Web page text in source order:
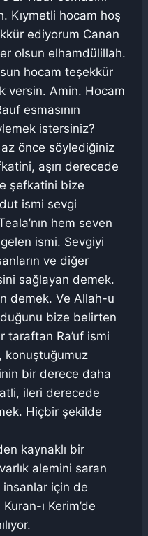
Kıymetli hocam hoş
ediyorum Canan
olsun elhamdülillah.
hocam teşekkür
versin. Amin. Hocam
esmasının
istersiniz?
az önce söylediğiniz
aşırı derecede
şefkatini bize
ismi sevgi
hem seven
ismi. Sevgiyi
ve diğer
sağlayan demek.
demek. Ve Allah-u
bize belirten
taraftan Ra’uf ismi
konuştuğumuz
bir derece daha
ileri derecede
Hiçbir şekilde
kaynaklı bir
alemini saran
insanlar için de
ı Kerim’de